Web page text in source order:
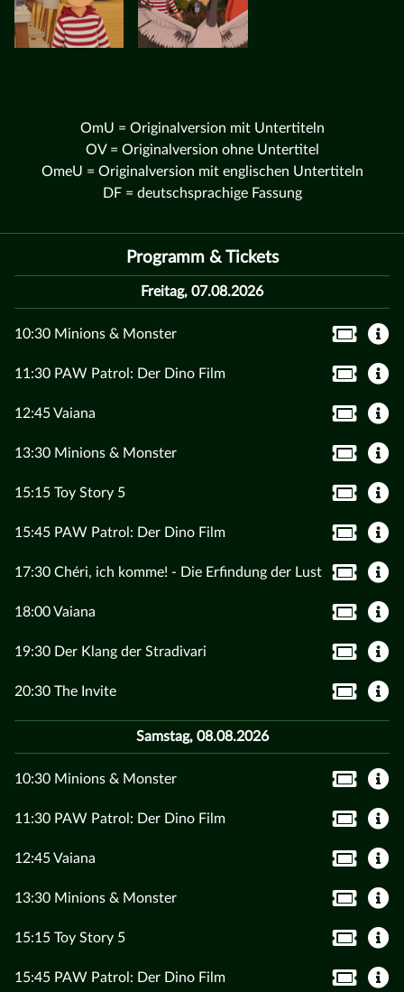
OmU = Originalversion mit Untertiteln
OV = Originalversion ohne Untertitel
OmeU = Originalversion mit englischen Untertiteln
DF = deutschsprachige Fassung
Programm & Tickets
Freitag, 07.08.2026
10:30 Minions & Monster
11:30 PAW Patrol: Der Dino Film
12:45 Vaiana
13:30 Minions & Monster
15:15 Toy Story 5
15:45 PAW Patrol: Der Dino Film
17:30 Chéri, ich komme! - Die Erfindung der Lust
18:00 Vaiana
19:30 Der Klang der Stradivari
20:30 The Invite
Samstag, 08.08.2026
10:30 Minions & Monster
11:30 PAW Patrol: Der Dino Film
12:45 Vaiana
13:30 Minions & Monster
15:15 Toy Story 5
15:45 PAW Patrol: Der Dino Film